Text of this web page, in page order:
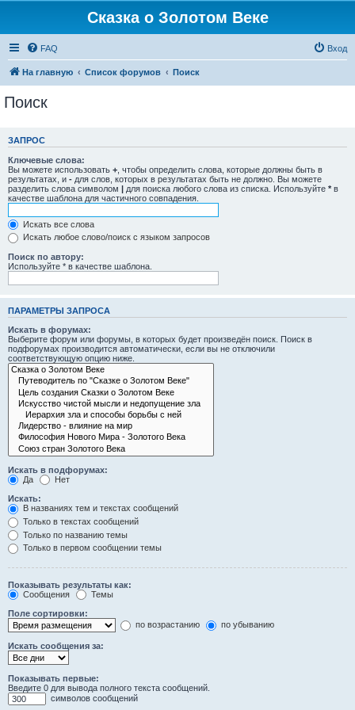
Сказка о Золотом Веке
FAQ Вход
На главную Список форумов Поиск
Поиск
ЗАПРОС
Ключевые слова:
Вы можете использовать + , чтобы определить слова, которые должны быть в
результатах, и - для слов, которых в результатах быть не должно. Вы можете
разделить слова символом | для поиска любого слова из списка. Используйте * в
качестве шаблона для частичного совпадения.
Искать все слова
Искать любое слово/поиск с языком запросов
Поиск по автору:
Используйте * в качестве шаблона.
ПАРАМЕТРЫ ЗАПРОСА
Искать в форумах:
Выберите форум или форумы, в которых будет произведён поиск. Поиск в
подфорумах производится автоматически, если вы не отключили
соответствующую опцию ниже.
Искать в подфорумах:
Да
Нет
Искать:
В названиях тем и текстах сообщений
Только в текстах сообщений
Только по названию темы
Только в первом сообщении темы
Показывать результаты как:
Сообщения
Темы
Поле сортировки:
по возрастанию
по убыванию
Искать сообщения за:
Показывать первые:
Введите 0 для вывода полного текста сообщений.
символов сообщений